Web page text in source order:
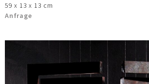
59 x 13 x 13 cm
Anfrage